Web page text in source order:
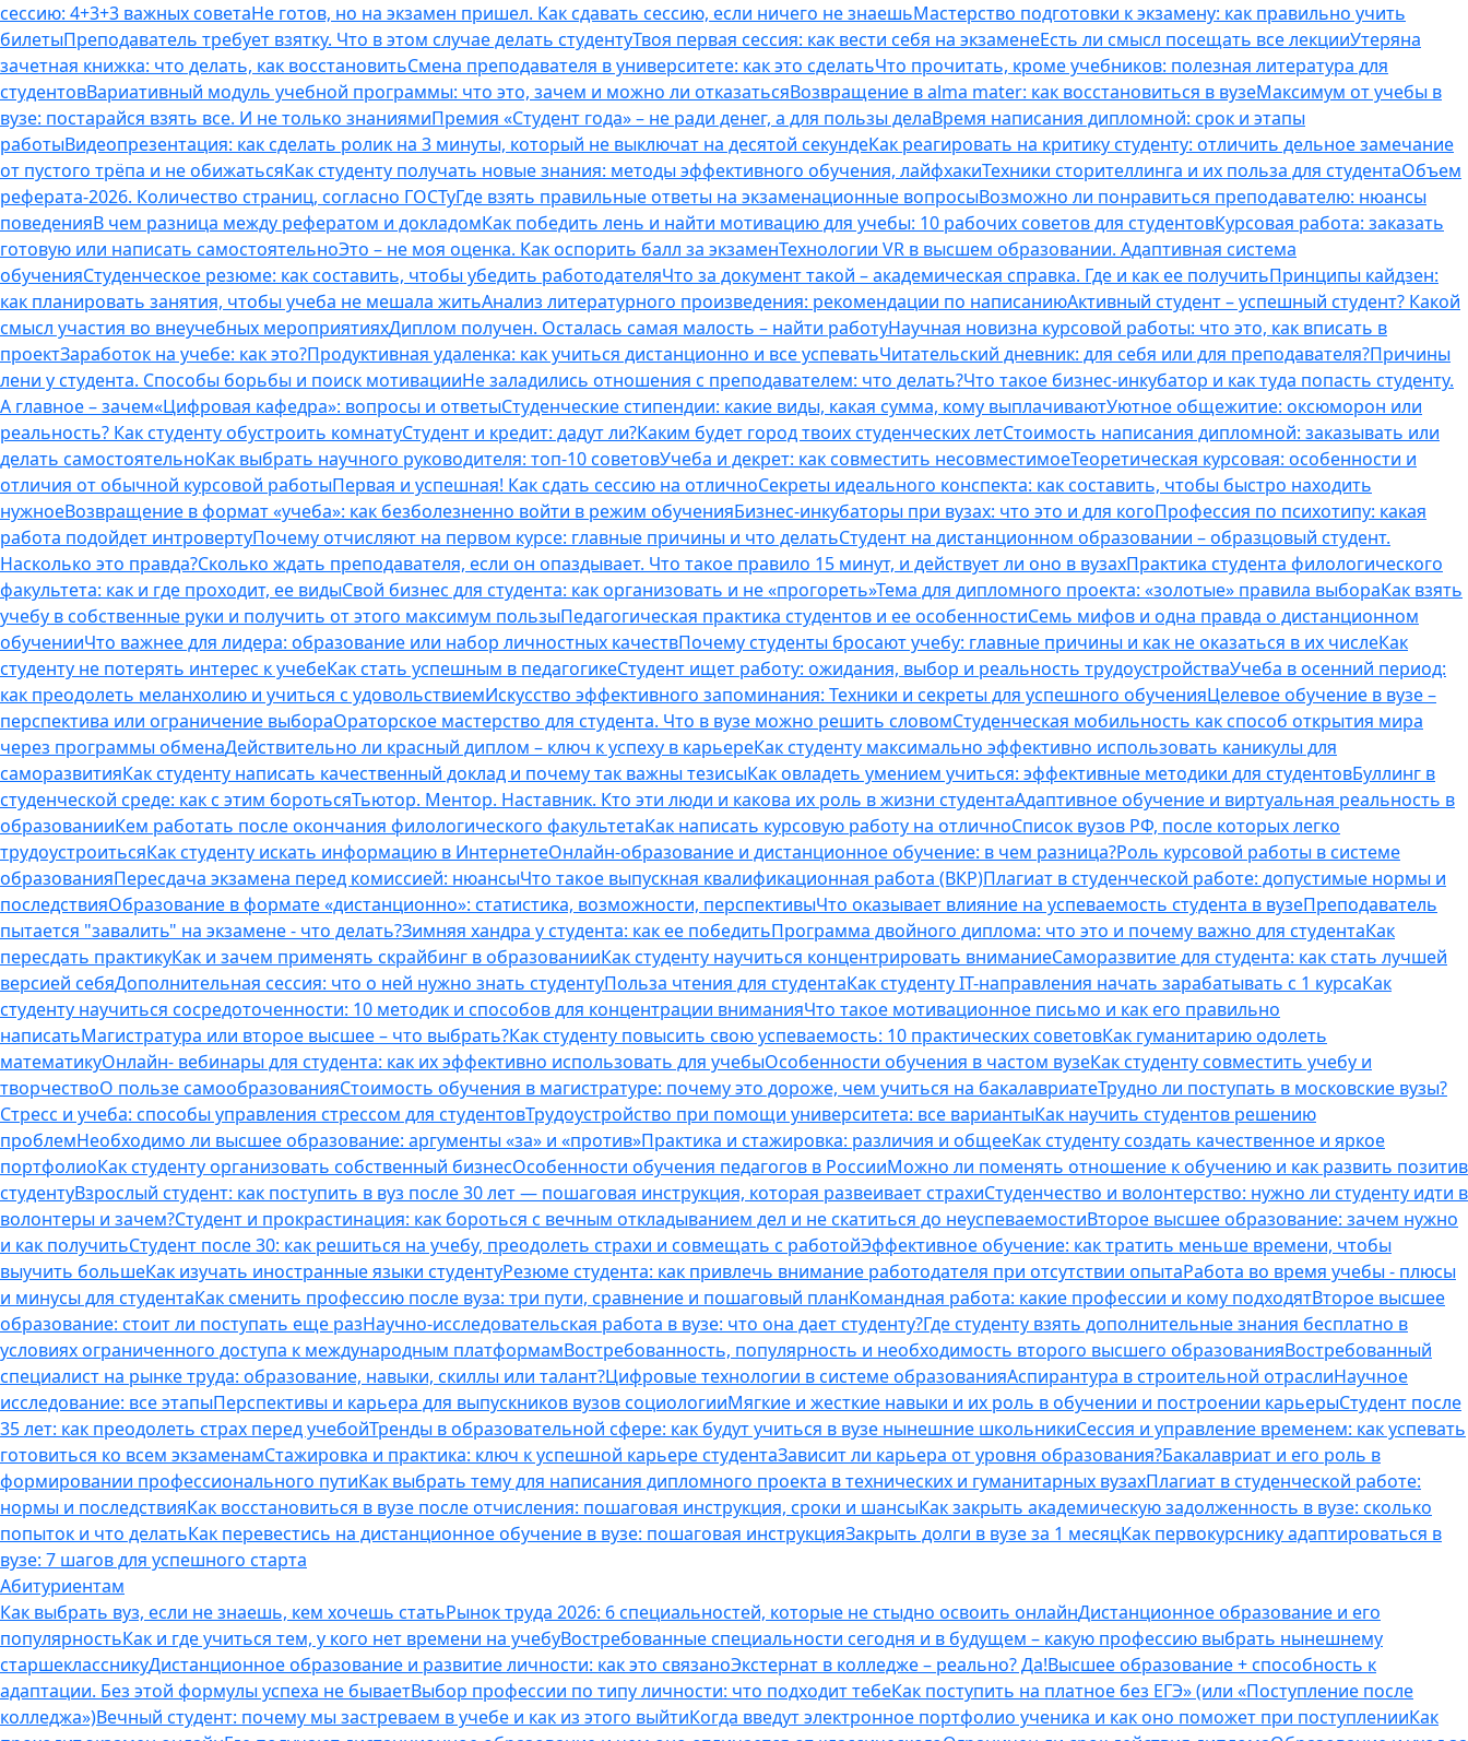
сессию: 4+3+3 важных советаНе готов, но на экзамен пришел. Как сдавать сессию, если ничего не знаешьМастерство подготовки к экзамену: как правильно учить
билетыПреподаватель требует взятку. Что в этом случае делать студентуТвоя первая сессия: как вести себя на экзаменеЕсть ли смысл посещать все лекцииУтеряна
зачетная книжка: что делать, как восстановитьСмена преподавателя в университете: как это сделатьЧто прочитать, кроме учебников: полезная литература для
студентовВариативный модуль учебной программы: что это, зачем и можно ли отказатьсяВозвращение в alma mater: как восстановиться в вузеМаксимум от учебы в
вузе: постарайся взять все. И не только знаниямиПремия «Студент года» – не ради денег, а для пользы делаВремя написания дипломной: срок и этапы
работыВидеопрезентация: как сделать ролик на 3 минуты, который не выключат на десятой секундеКак реагировать на критику студенту: отличить дельное замечание
от пустого трёпа и не обижатьсяКак студенту получать новые знания: методы эффективного обучения, лайфхакиТехники сторителлинга и их польза для студентаОбъем
реферата-2026. Количество страниц, согласно ГОСТуГде взять правильные ответы на экзаменационные вопросыВозможно ли понравиться преподавателю: нюансы
поведенияВ чем разница между рефератом и докладомКак победить лень и найти мотивацию для учебы: 10 рабочих советов для студентовКурсовая работа: заказать
готовую или написать самостоятельноЭто – не моя оценка. Как оспорить балл за экзаменТехнологии VR в высшем образовании. Адаптивная система
обученияСтуденческое резюме: как составить, чтобы убедить работодателяЧто за документ такой – академическая справка. Где и как ее получитьПринципы кайдзен:
как планировать занятия, чтобы учеба не мешала житьАнализ литературного произведения: рекомендации по написаниюАктивный студент – успешный студент? Какой
смысл участия во внеучебных мероприятияхДиплом получен. Осталась самая малость – найти работуНаучная новизна курсовой работы: что это, как вписать в
проектЗаработок на учебе: как это?Продуктивная удаленка: как учиться дистанционно и все успеватьЧитательский дневник: для себя или для преподавателя?Причины
лени у студента. Способы борьбы и поиск мотивацииНе заладились отношения с преподавателем: что делать?Что такое бизнес-инкубатор и как туда попасть студенту.
А главное – зачем«Цифровая кафедра»: вопросы и ответыСтуденческие стипендии: какие виды, какая сумма, кому выплачиваютУютное общежитие: оксюморон или
реальность? Как студенту обустроить комнатуСтудент и кредит: дадут ли?Каким будет город твоих студенческих летСтоимость написания дипломной: заказывать или
делать самостоятельноКак выбрать научного руководителя: топ-10 советовУчеба и декрет: как совместить несовместимоеТеоретическая курсовая: особенности и
отличия от обычной курсовой работыПервая и успешная! Как сдать сессию на отличноСекреты идеального конспекта: как составить, чтобы быстро находить
нужноеВозвращение в формат «учеба»: как безболезненно войти в режим обученияБизнес-инкубаторы при вузах: что это и для когоПрофессия по психотипу: какая
работа подойдет интровертуПочему отчисляют на первом курсе: главные причины и что делатьСтудент на дистанционном образовании – образцовый студент.
Насколько это правда?Сколько ждать преподавателя, если он опаздывает. Что такое правило 15 минут, и действует ли оно в вузахПрактика студента филологического
факультета: как и где проходит, ее видыСвой бизнес для студента: как организовать и не «прогореть»Тема для дипломного проекта: «золотые» правила выбораКак взять
учебу в собственные руки и получить от этого максимум пользыПедагогическая практика студентов и ее особенностиСемь мифов и одна правда о дистанционном
обученииЧто важнее для лидера: образование или набор личностных качествПочему студенты бросают учебу: главные причины и как не оказаться в их числеКак
студенту не потерять интерес к учебеКак стать успешным в педагогикеСтудент ищет работу: ожидания, выбор и реальность трудоустройстваУчеба в осенний период:
как преодолеть меланхолию и учиться с удовольствиемИскусство эффективного запоминания: Техники и секреты для успешного обученияЦелевое обучение в вузе –
перспектива или ограничение выбораОраторское мастерство для студента. Что в вузе можно решить словомСтуденческая мобильность как способ открытия мира
через программы обменаДействительно ли красный диплом – ключ к успеху в карьереКак студенту максимально эффективно использовать каникулы для
саморазвитияКак студенту написать качественный доклад и почему так важны тезисыКак овладеть умением учиться: эффективные методики для студентовБуллинг в
студенческой среде: как с этим боротьсяТьютор. Ментор. Наставник. Кто эти люди и какова их роль в жизни студентаАдаптивное обучение и виртуальная реальность в
образованииКем работать после окончания филологического факультетаКак написать курсовую работу на отличноСписок вузов РФ, после которых легко
трудоустроитьсяКак студенту искать информацию в ИнтернетеОнлайн-образование и дистанционное обучение: в чем разница?Роль курсовой работы в системе
образованияПересдача экзамена перед комиссией: нюансыЧто такое выпускная квалификационная работа (ВКР)Плагиат в студенческой работе: допустимые нормы и
последствияОбразование в формате «дистанционно»: статистика, возможности, перспективыЧто оказывает влияние на успеваемость студента в вузеПреподаватель
пытается "завалить" на экзамене - что делать?Зимняя хандра у студента: как ее победитьПрограмма двойного диплома: что это и почему важно для студентаКак
пересдать практикуКак и зачем применять скрайбинг в образованииКак студенту научиться концентрировать вниманиеСаморазвитие для студента: как стать лучшей
версией себяДополнительная сессия: что о ней нужно знать студентуПольза чтения для студентаКак студенту IT-направления начать зарабатывать с 1 курсаКак
студенту научиться сосредоточенности: 10 методик и способов для концентрации вниманияЧто такое мотивационное письмо и как его правильно
написатьМагистратура или второе высшее – что выбрать?Как студенту повысить свою успеваемость: 10 практических советовКак гуманитарию одолеть
математикуОнлайн- вебинары для студента: как их эффективно использовать для учебыОсобенности обучения в частом вузеКак студенту совместить учебу и
творчествоО пользе самообразованияСтоимость обучения в магистратуре: почему это дороже, чем учиться на бакалавриатеТрудно ли поступать в московские вузы?
Стресс и учеба: способы управления стрессом для студентовТрудоустройство при помощи университета: все вариантыКак научить студентов решению
проблемНеобходимо ли высшее образование: аргументы «за» и «против»Практика и стажировка: различия и общееКак студенту создать качественное и яркое
портфолиоКак студенту организовать собственный бизнесОсобенности обучения педагогов в РоссииМожно ли поменять отношение к обучению и как развить позитив
студентуВзрослый студент: как поступить в вуз после 30 лет — пошаговая инструкция, которая развеивает страхиСтуденчество и волонтерство: нужно ли cтуденту идти в
волонтеры и зачем?Студент и прокрастинация: как бороться с вечным откладыванием дел и не скатиться до неуспеваемостиВторое высшее образование: зачем нужно
и как получитьСтудент после 30: как решиться на учебу, преодолеть страхи и совмещать с работойЭффективное обучение: как тратить меньше времени, чтобы
выучить большеКак изучать иностранные языки студентуРезюме студента: как привлечь внимание работодателя при отсутствии опытаРабота во время учебы - плюсы
и минусы для студентаКак сменить профессию после вуза: три пути, сравнение и пошаговый планКомандная работа: какие профессии и кому подходятВторое высшее
образование: стоит ли поступать еще разНаучно-исследовательская работа в вузе: что она дает студенту?Где студенту взять дополнительные знания бесплатно в
условиях ограниченного доступа к международным платформамВостребованность, популярность и необходимость второго высшего образованияВостребованный
специалист на рынке труда: образование, навыки, скиллы или талант?Цифровые технологии в системе образованияАспирантура в строительной отраслиНаучное
исследование: все этапыПерспективы и карьера для выпускников вузов социологииМягкие и жесткие навыки и их роль в обучении и построении карьерыСтудент после
35 лет: как преодолеть страх перед учебойТренды в образовательной сфере: как будут учиться в вузе нынешние школьникиСессия и управление временем: как успевать
готовиться ко всем экзаменамСтажировка и практика: ключ к успешной карьере студентаЗависит ли карьера от уровня образования?Бакалавриат и его роль в
формировании профессионального путиКак выбрать тему для написания дипломного проекта в технических и гуманитарных вузахПлагиат в студенческой работе:
нормы и последствияКак восстановиться в вузе после отчисления: пошаговая инструкция, сроки и шансыКак закрыть академическую задолженность в вузе: сколько
попыток и что делатьКак перевестись на дистанционное обучение в вузе: пошаговая инструкцияЗакрыть долги в вузе за 1 месяцКак первокурснику адаптироваться в
вузе: 7 шагов для успешного старта
Абитуриентам
Как выбрать вуз, если не знаешь, кем хочешь статьРынок труда 2026: 6 специальностей, которые не стыдно освоить онлайнДистанционное образование и его
популярностьКак и где учиться тем, у кого нет времени на учебуВостребованные специальности сегодня и в будущем – какую профессию выбрать нынешнему
старшеклассникуДистанционное образование и развитие личности: как это связаноЭкстернат в колледже – реально? Да!Высшее образование + способность к
адаптации. Без этой формулы успеха не бываетВыбор профессии по типу личности: что подходит тебеКак поступить на платное без ЕГЭ» (или «Поступление после
колледжа»)Вечный студент: почему мы застреваем в учебе и как из этого выйтиКогда введут электронное портфолио ученика и как оно поможет при поступленииКак